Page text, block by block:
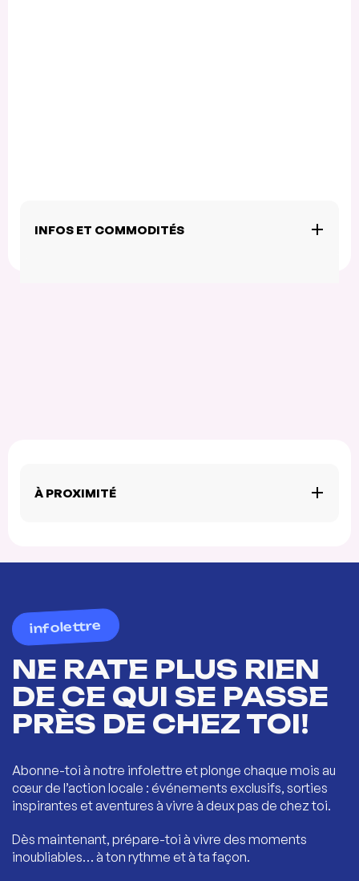
INFOS ET COMMODITÉS
À PROXIMITÉ
infolettre
NE RATE PLUS RIEN
DE CE QUI SE PASSE
PRÈS DE CHEZ TOI!
Abonne-toi à notre infolettre et plonge chaque mois au
cœur de l’action locale : événements exclusifs, sorties
inspirantes et aventures à vivre à deux pas de chez toi.
Dès maintenant, prépare-toi à vivre des moments
inoubliables… à ton rythme et à ta façon.